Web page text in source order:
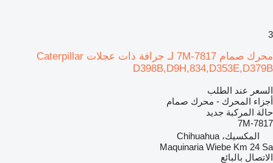
3
محرك صمام 7M-7817 لـ جرافة ذات عجلات Caterpillar
D398B,D9H,834,D353E,D379B
السعر عند الطلب
أجزاء المحرك - محرك صمام
حالة المركبة جديد
7M-7817
المكسيك، Chihuahua
Maquinaria Wiebe Km 24 Sa
الاتصال بالبائع